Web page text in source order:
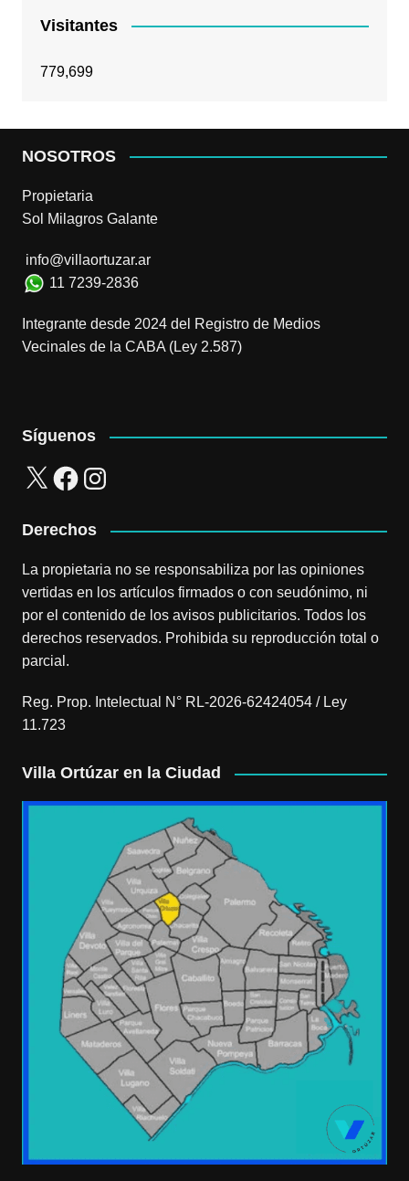
Visitantes
779,699
NOSOTROS
Propietaria
Sol Milagros Galante
info@villaortuzar.ar
11 7239-2836
Integrante desde 2024 del Registro de Medios
Vecinales de la CABA (Ley 2.587)
Síguenos
X FacebookInstagram
Derechos
La propietaria no se responsabiliza por las opiniones
vertidas en los artículos firmados o con seudónimo, ni
por el contenido de los avisos publicitarios. Todos los
derechos reservados. Prohibida su reproducción total o
parcial.
Reg. Prop. Intelectual N° RL-2026-62424054 / Ley
11.723
Villa Ortúzar en la Ciudad